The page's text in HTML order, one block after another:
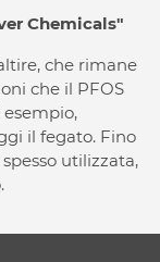
Chemicals"
che rimane
che il PFOS
il fegato. Fino
utilizzata,